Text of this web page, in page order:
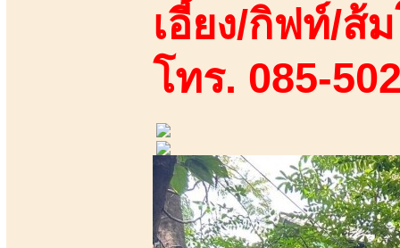
เอี้ยง/กิฟท์/ส้
โทร. 085-